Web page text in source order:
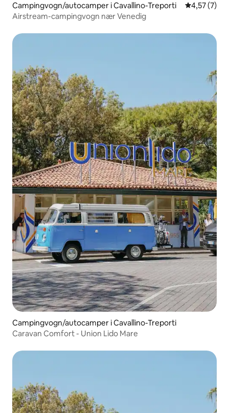
Campingvogn/autocamper i Cavallino-Treporti 4,57 ud af
4,57 (7)
Airstream-campingvogn nær Venedig
Campingvogn/autocamper i Cavallino-Treporti
Caravan Comfort - Union Lido Mare